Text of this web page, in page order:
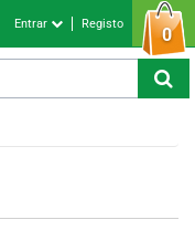
0
Entrar Registo